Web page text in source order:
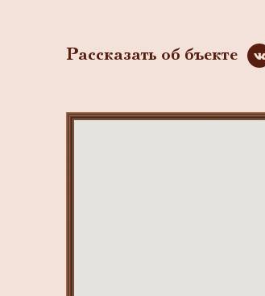
Рассказать об бъекте